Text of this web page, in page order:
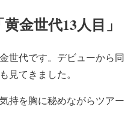
金世代13人目」
世代です。デビューから同
見てきました。
持を胸に秘めながらツアー